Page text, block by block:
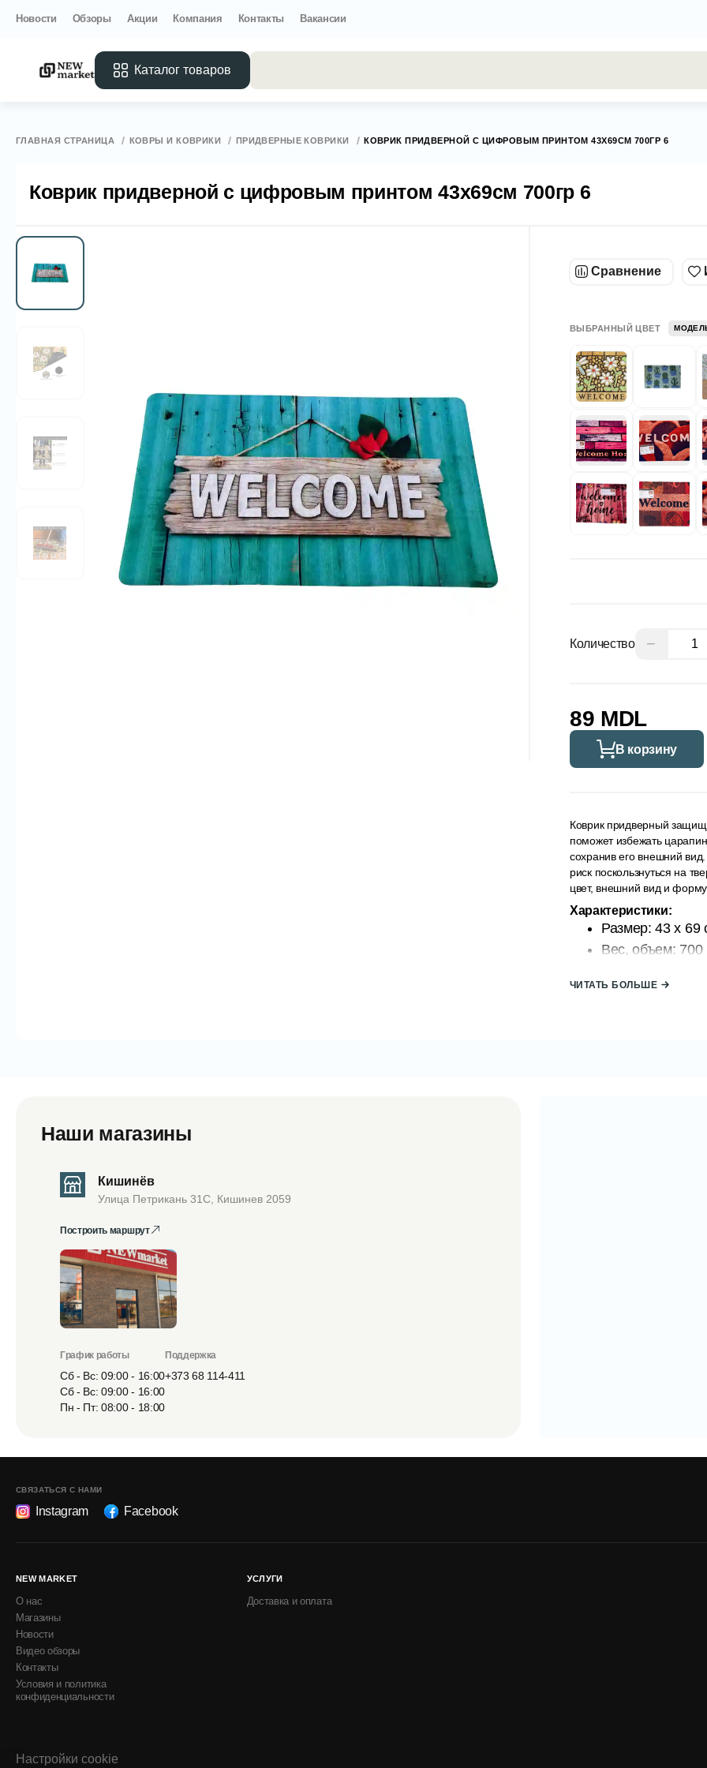
Новости Обзоры Акции Компания Контакты Вакансии
Каталог товаров
ГЛАВНАЯ СТРАНИЦА КОВРЫ И КОВРИКИ ПРИДВЕРНЫЕ КОВРИКИ КОВРИК ПРИДВЕРНОЙ С ЦИФРОВЫМ ПРИНТОМ 43Х69СМ 700ГР 6
Коврик придверной с цифровым принтом 43х69см 700гр 6
Сравнение
ВЫБРАННЫЙ ЦВЕТ
Количество −
89 MDL
В корзину
Коврик придверный
поможет избежать
сохранив его внешний
риск поскользнуться на
цвет, внешний вид и форму
Характеристики:
Размер: 43 x 69
Вес, объем: 700
Страна-
ЧИТАТЬ БОЛЬШЕ
Наши магазины
Кишинёв
Улица Петрикань 31С, Кишинев 2059
Построить маршрут
График работы
Сб - Вс: 09:00 - 16:00
Сб - Вс: 09:00 - 16:00
Пн - Пт: 08:00 - 18:00
Поддержка
+373 68 114-411
СВЯЗАТЬСЯ С НАМИ
Instagram Facebook
NEW MARKET
О нас
Магазины
Новости
Видео обзоры
Контакты
Условия и политика
конфиденциальности
УСЛУГИ
Доставка и оплата
Настройки cookie